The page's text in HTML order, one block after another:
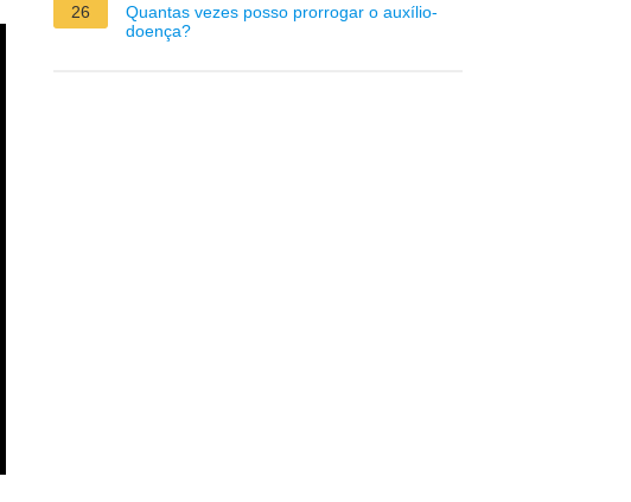
26
Quantas vezes posso prorrogar o auxílio-
doença?